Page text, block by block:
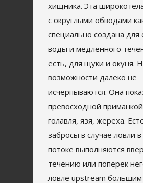
хищника. Эта
с округлыми обводами
специально создана для
воды и медленного
есть, для щуки и окуня.
возможности далеко не
исчерпываются. Она
превосходной
голавля, язя, жереха.
забросы в случае ловли
потоке выполняются
течению или поперек
ловле upstream большим